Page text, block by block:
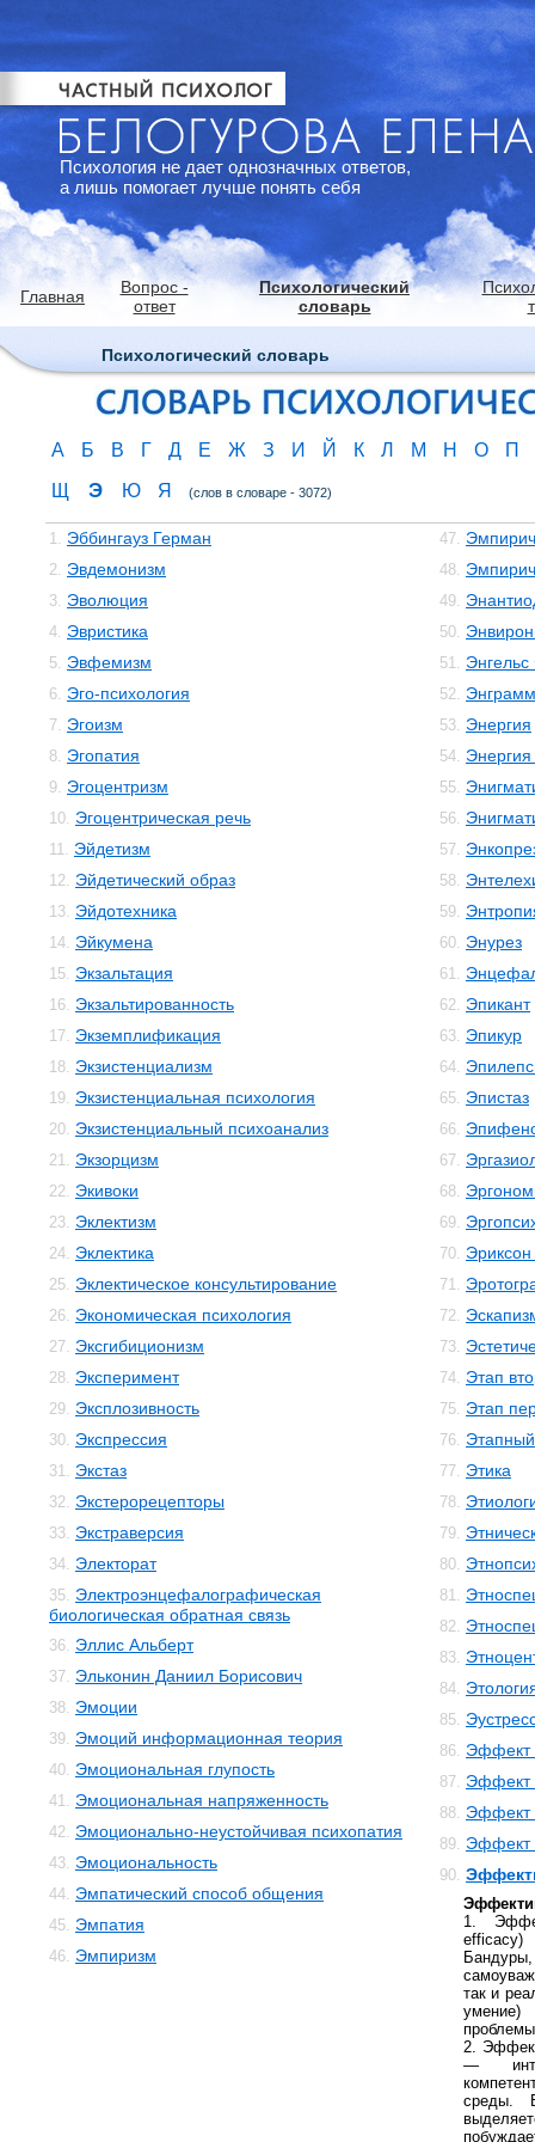
Психология не дает однозначных ответов,
а лишь помогает лучше понять себя
Главная
Вопрос -
ответ
Психологический
словарь
Психологический словарь
А Б В Г Д Е Ж З И Й К Л М Н О
П
Щ
Э Ю Я (слов в словаре - 3072)
1. Эббингауз Герман
2. Эвдемонизм
3. Эволюция
4. Эвристика
5. Эвфемизм
6. Эго-психология
7. Эгоизм
8. Эгопатия
9. Эгоцентризм
10. Эгоцентрическая речь
11. Эйдетизм
12. Эйдетический образ
13. Эйдотехника
14. Эйкумена
15. Экзальтация
16. Экзальтированность
17. Экземплификация
18. Экзистенциализм
19. Экзистенциальная психология
20. Экзистенциальный психоанализ
21. Экзорцизм
22. Экивоки
23. Эклектизм
24. Эклектика
25. Эклектическое консультирование
26. Экономическая психология
27. Эксгибиционизм
28. Эксперимент
29. Эксплозивность
30. Экспрессия
31. Экстаз
32. Экстерорецепторы
33. Экстраверсия
34. Электорат
35. Электроэнцефалографическая
биологическая обратная связь
36. Эллис Альберт
37. Эльконин Даниил Борисович
38. Эмоции
39. Эмоций информационная теория
40. Эмоциональная глупость
41. Эмоциональная напряженность
42. Эмоционально-неустойчивая психопатия
43. Эмоциональность
44. Эмпатический способ общения
45. Эмпатия
46. Эмпиризм
47.
48.
49.
50.
51.
52.
53. Энергия
54. Энергия
55.
56.
57.
58.
59.
60. Энурез
61.
62. Эпикант
63. Эпикур
64.
65. Эпистаз
66.
67.
68.
69.
70.
71.
72.
73.
74. Этап
75. Этап
76.
77. Этика
78.
79.
80.
81.
82.
83.
84.
85.
86. Эффект
87. Эффект
88. Эффект
89. Эффект
90.
1.
так и
2.
—
среды.